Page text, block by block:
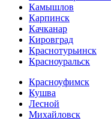
Камышлов
Карпинск
Качканар
Кировград
Краснотурьинск
Красноуральск
Красноуфимск
Кушва
Лесной
Михайловск